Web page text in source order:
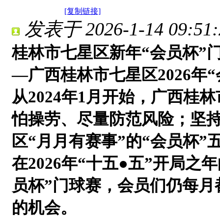
[复制链接]
发表于 2026-1-14
桂林市七星区新年“会员杯”
—广西桂林市七星区2026年
从2024年1月开始，广西桂
怕操劳、尽量防范风险；坚
区“月月有赛事”的“会员杯”
在2026年“十五●五”开局之
员杯”门球赛，会员们仍每
的机会。